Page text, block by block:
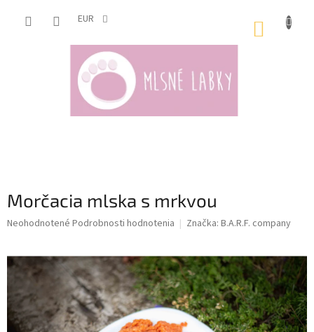
EUR
Morčacia mlska s mrkvou
Priemerné
je
5
hviezdičiek.
Neohodnotené Podrobnosti hodnotenia Značka: B.A.R.F. company